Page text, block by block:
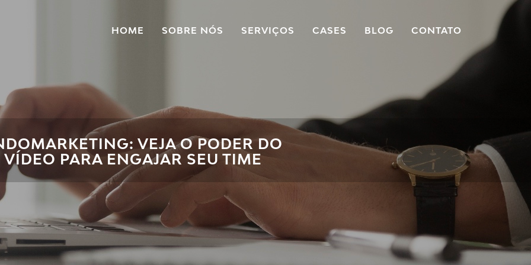
HOME SOBRE NÓS SERVIÇOS CASES BLOG CONTATO
VEJA O PODER DO
VÍDEO PARA ENGAJAR SEU TIME